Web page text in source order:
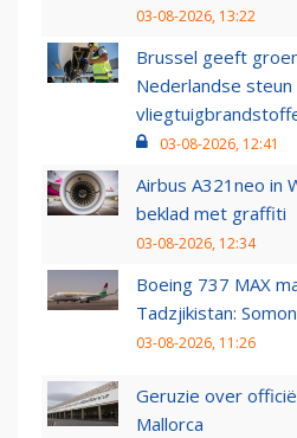
03-08-2026, 13:22
Brussel geeft
Nederlandse steun
03-08-2026, 12:41
Airbus A321neo in
beklad met graffiti
03-08-2026, 12:34
Boeing 737 MAX
Tadzjikistan:
03-08-2026, 11:26
Geruzie over
Mallorca